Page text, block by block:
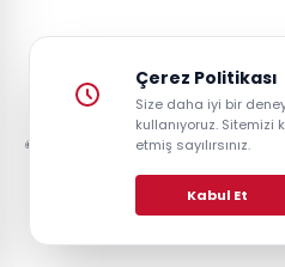
© 2026 GAZETESAYFA | TÜRKIYE VE
Çerez Politikası
Size daha iyi bir
kullanıyoruz.
etmiş sayılırsınız.
Kabul Et